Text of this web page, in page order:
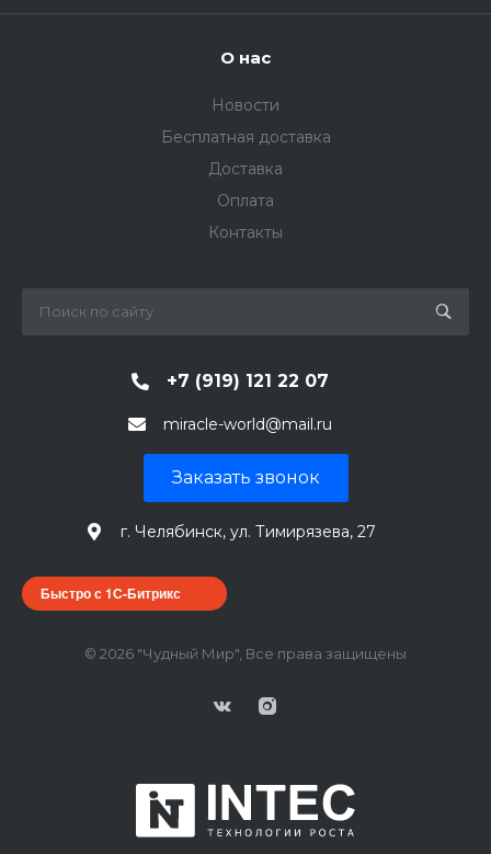
О нас
Новости
Бесплатная доставка
Доставка
Оплата
Контакты
+7 (919) 121 22 07
miracle-world@mail.ru
Заказать звонок
г. Челябинск, ул. Тимирязева, 27
Быстро с 1С-Битрикс
© 2026 "Чудный Мир", Все права защищены